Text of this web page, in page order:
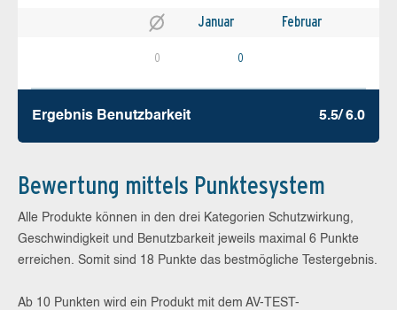
Januar Februar
0 0
Ergebnis Benutz­barkeit 5.5/ 6.0
Bewertung mittels Punktesystem
Alle Produkte können in den drei Kategorien Schutzwirkung,
Geschwindigkeit und Benutzbarkeit jeweils maximal 6 Punkte
erreichen. Somit sind 18 Punkte das bestmögliche Testergebnis.
Ab 10 Punkten wird ein Produkt mit dem AV-TEST-